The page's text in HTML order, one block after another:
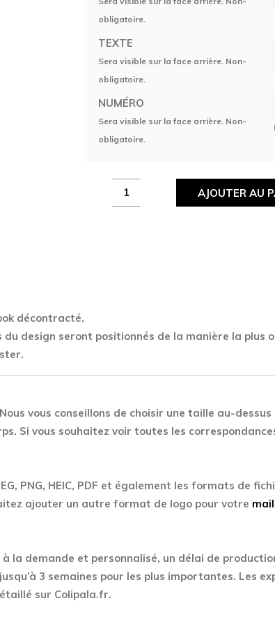
obligatoire.
TEXTE
Sera visible sur la face arrière. Non-
obligatoire.
NUMÉRO
Sera visible sur la face arrière. Non-
obligatoire.
Maillot
Revolut
AJOUTER AU
décontracté.
design seront positionnés de la manière la plus
vous conseillons de choisir une taille au-
Si vous souhaitez voir toutes les
PNG, HEIC, PDF et également les formats de
ajouter un autre format de logo pour votre
la demande et personnalisé, un délai de
3 semaines pour les plus importantes. Les
sur Colipala.fr.